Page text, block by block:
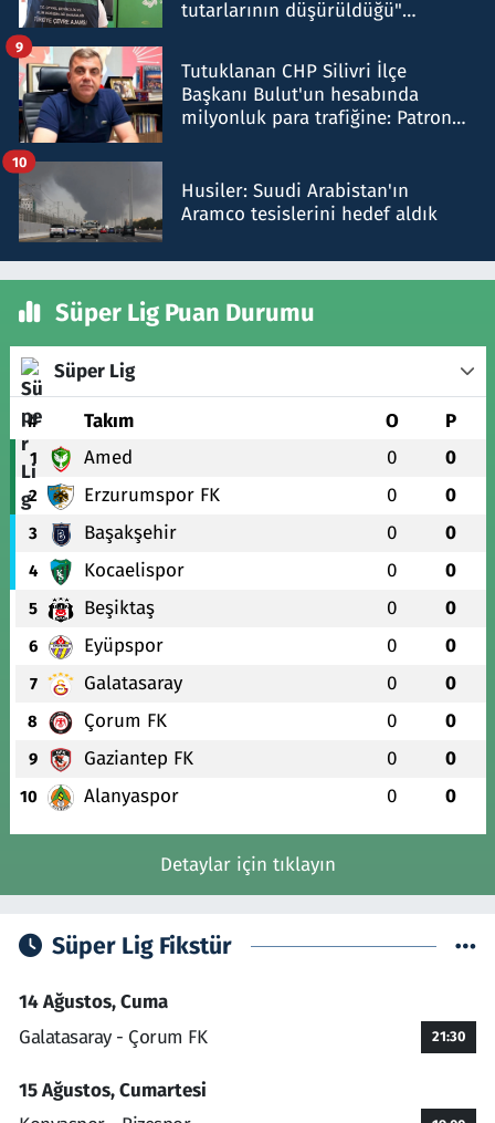
tutarlarının düşürüldüğü"
Tutuklanan CHP Silivri İlçe
Başkanı Bulut'un hesabında
milyonluk para trafiğine: Patron
9
Husiler: Suudi Arabistan'ın
Aramco tesislerini hedef aldık
10
Süper Lig Puan Durumu
Süper Lig
# Takım O P
1 Amed 0 0
2 Erzurumspor FK 0 0
3 Başakşehir 0 0
4 Kocaelispor 0 0
5 Beşiktaş 0 0
6 Eyüpspor 0 0
7 Galatasaray 0 0
8 Çorum FK 0 0
9 Gaziantep FK 0 0
10 Alanyaspor 0 0
Detaylar için tıklayın
Süper Lig Fikstür
14 Ağustos, Cuma
Galatasaray - Çorum FK
21:30
15 Ağustos, Cumartesi